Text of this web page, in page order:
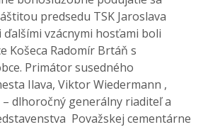
predsedu TSK Jaroslava
ďalšími vzácnymi hosťami boli
Košeca Radomír Brtáň s
Primátor susedného
Ilava, Viktor Wiedermann ,
dlhoročný generálny riaditeľ a
Považskej cementárne